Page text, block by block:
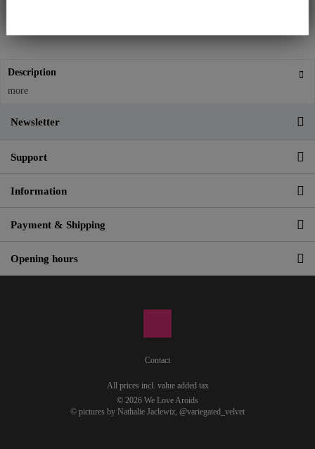
Description
more
Newsletter
Support
Information
Payment & Shipping
Opening hours
Contact
All prices incl. value added tax
© 2026 We Love Aroids
© pictures by Nathalie Jaclewiz, @variegated_velvet